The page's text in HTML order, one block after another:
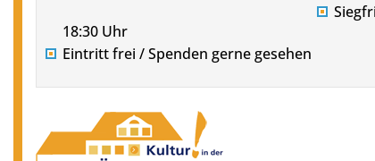
18:30 Uhr
Eintritt frei / Spenden gerne gesehen